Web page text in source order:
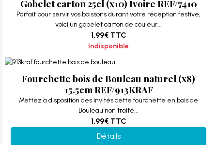
Gobelet carton 25cl (x10) Ivoire REF/7410
Parfait pour servir vos boissons durant votre réception festive,
voici un gobelet carton de couleur...
1.99€ TTC
Indisponible
Fourchette bois de Bouleau naturel (x8)
15.5cm REF/913KRAF
Mettez à disposition des invités cette fourchette en bois de
Bouleau non traité...
1.99€ TTC
Détails